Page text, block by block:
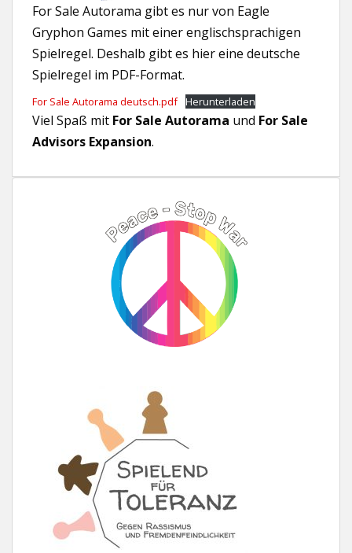
For Sale Autorama gibt es nur von Eagle
Gryphon Games mit einer englischsprachigen
Spielregel. Deshalb gibt es hier eine deutsche
Spielregel im PDF-Format.
For Sale Autorama deutsch.pdf Herunterladen
Viel Spaß mit For Sale Autorama und For Sale
Advisors Expansion.